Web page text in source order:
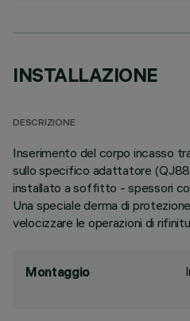
INSTALLAZIONE
DESCRIZIONE
Inserimento del corpo incasso
sullo specifico adattatore
installato a soffitto - spessori
Una speciale derma di
velocizzare le operazioni di
Montaggio